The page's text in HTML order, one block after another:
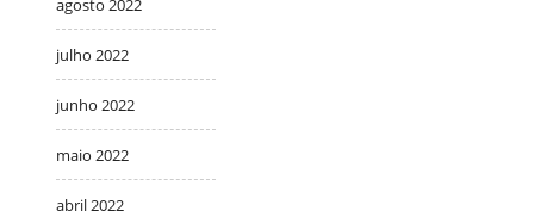
agosto 2022
julho 2022
junho 2022
maio 2022
abril 2022